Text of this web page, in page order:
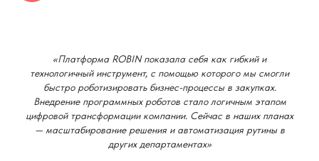
«Платформа ROBIN показала себя как гибкий и
технологичный инструмент, с помощью которого мы смогли
быстро роботизировать бизнес-процессы в закупках.
Внедрение программных роботов стало логичным этапом
цифровой трансформации компании. Сейчас в наших планах
— масштабирование решения и автоматизация рутины в
других департаментах»